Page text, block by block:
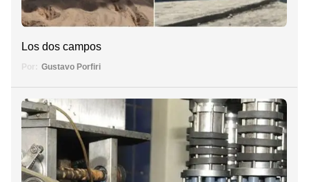
Los dos campos
Por: Gustavo Porfiri